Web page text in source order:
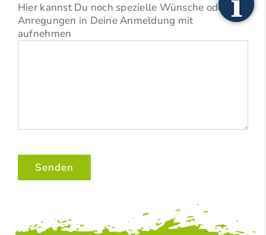
Hier kannst Du noch spezielle Wünsche oder
Anregungen in Deine Anmeldung mit
aufnehmen
lasse
dieses